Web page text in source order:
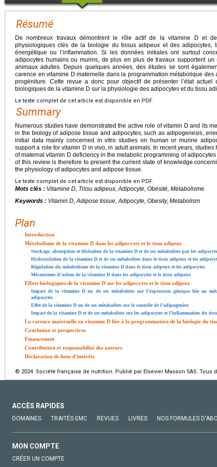
Résumé
De nombreux travaux démontrent le rôle actif de la vitamine D et
physiologiques clés de la biologie du tissus adipeux et des adipocytes,
énergétique ou l’inflammation. Si les données initiales ont surtout
adipocytes humains ou murins, de plus en plus de travaux supportent
animaux adultes. Depuis quelques années, des études se sont
carence en vitamine D maternelle dans la programmation métabolique
progéniture. Cette revue a donc pour objectif de présenter l’état actuel
biologiques de la vitamine D sur la physiologie des adipocytes et du tissu
Le texte complet de cet article est disponible en PDF.
Summary
Numerous studies have demonstrated the active role of vitamin D and its
in the biology of adipose tissue and adipocytes, such as adipogenesis,
initial data mainly concerned in vitro studies on human or murine
support a role for vitamin D in vivo, in adult animals. In recent years,
of maternal vitamin D deficiency in the metabolic programming of
of this review is therefore to present the current state of knowledge
the physiology of adipocytes and adipose tissue.
Le texte complet de cet article est disponible en PDF.
Mots clés : Vitamine D, Tissu adipeux, Adipocyte, Obésité, Métabolisme
Keywords : Vitamin D, Adipose tissue, Adipocyte, Obesity, Metabolism
Plan
Introduction
Métabolisme de la vitamine D dans les adipocytes et le tissu adipeux
Stockage, absorption et libération de la vitamine D et de ses métabolites par les
Hydroxylation de la vitamine D et de ses métabolites dans le tissu adipeux et les
Régulation du métabolisme de la vitamine D dans le tissu adipeux et les adipocytes
Mécanismes d’action de la vitamine D dans les adipocytes et le tissu adipeux
Effets biologiques de la vitamine D sur les adipocytes et le tissu adipeux
Impact de la vitamine D ou de ses métabolites sur l’expression génique liée au
adipocytes
Effet de la vitamine D ou de ses métabolites sur le contrôle de l’adipogenèse
Impact de la vitamine D et de ses métabolites sur les adipocytes et l’inflammation du
La carence maternelle en vitamine D liée à la programmation de la biologie du
Conclusion et perspectives
Financement
Contribution et responsabilité des auteurs
Déclaration de liens d’intérêts
© 2024 Société française de nutrition. Publié par Elsevier Masson SAS. Tous
ACCÈS RAPIDES
DOMAINES TRAITÉS EMC REVUES LIVRES NOS FORMULES
MON COMPTE
CRÉER UN COMPTE